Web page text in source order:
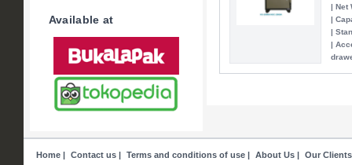
Available at
| Net
|
|
|
Home| Contact us| Terms and conditions of use| About Us| Our Clients